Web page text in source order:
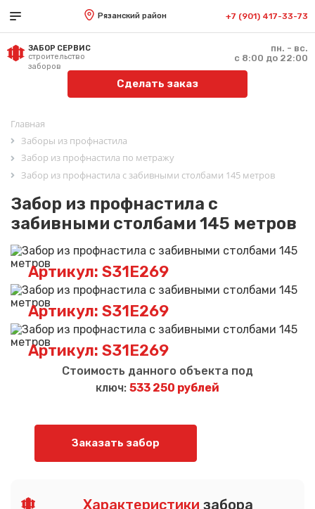
Рязанский район +7 (901) 417-33-73
ЗАБОР СЕРВИС
строительство
заборов
пн. - вс.
с 8:00 до 22:00
Сделать заказ
Главная
Заборы из профнастила
Забор из профнастила по метражу
Забор из профнастила с забивными столбами 145 метров
Забор из профнастила с
забивными столбами 145 метров
Артикул: S31E269
Артикул: S31E269
Артикул: S31E269
Стоимость данного объекта под
ключ: 533 250 рублей
Заказать забор
Характеристики забора